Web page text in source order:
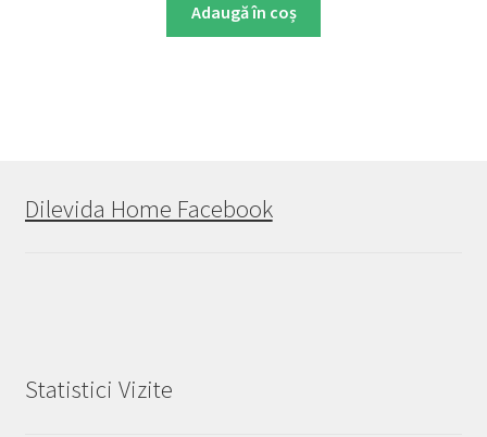
Adaugă în coș
Dilevida Home Facebook
Statistici Vizite